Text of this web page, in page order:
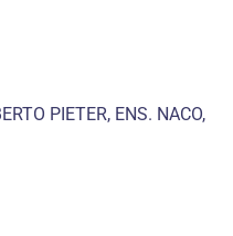
PIETER, ENS. NACO,